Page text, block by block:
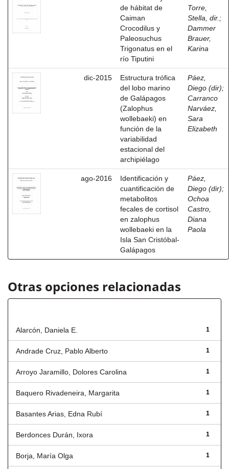
de hábitat de
Caiman
Crocodilus y
Paleosuchus
Trigonatus en el
río Tiputini
Torre,
Stella, dir. ;
Dammer
Brauer,
Karina
dic-2015
Estructura trófica
del lobo marino
de Galápagos
(Zalophus
wollebaeki) en
función de la
variabilidad
estacional del
archipiélago
Páez,
Diego (dir);
Carranco
Narváez,
Sara
Elizabeth
ago-2016
Identificación y
cuantificación de
metabolitos
fecales de cortisol
en zalophus
wollebaeki en la
Isla San Cristóbal-
Galápagos
Páez,
Diego (dir);
Ochoa
Castro,
Diana
Paola
Otras opciones relacionadas
1
Alarcón, Daniela E.
1
Andrade Cruz, Pablo Alberto
1
Arroyo Jaramillo, Dolores Carolina
1
Baquero Rivadeneira, Margarita
1
Basantes Arias, Edna Rubí
1
Berdonces Durán, Ixora
1
Borja, María Olga